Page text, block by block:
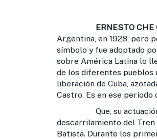
ERNESTO CHE
Argentina, en 1928, pero
símbolo y fue adoptado
sobre América Latina lo
de los diferentes pueblos
liberación de Cuba,
Castro. Es en ese período
Que, su actuación en
descarrilamiento del Tren
Batista. Durante los